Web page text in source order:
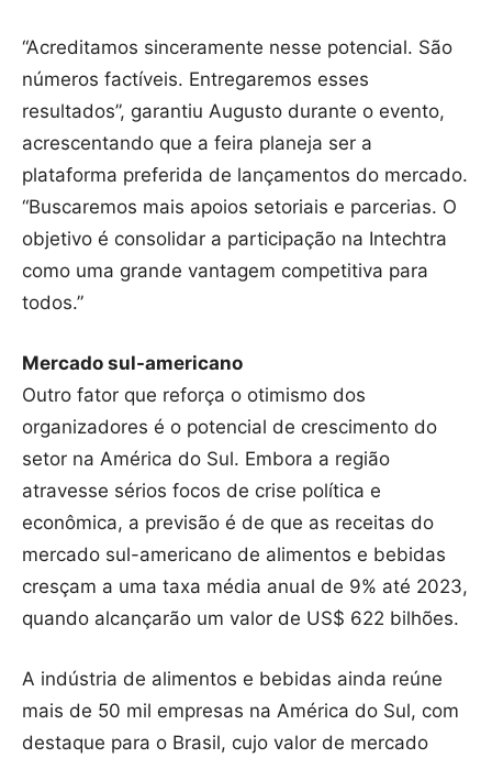
“Acreditamos sinceramente nesse potencial. São
números factíveis. Entregaremos esses
resultados”, garantiu Augusto durante o evento,
acrescentando que a feira planeja ser a
plataforma preferida de lançamentos do mercado.
“Buscaremos mais apoios setoriais e parcerias. O
objetivo é consolidar a participação na Intechtra
como uma grande vantagem competitiva para
todos.”
Mercado sul-americano
Outro fator que reforça o otimismo dos
organizadores é o potencial de crescimento do
setor na América do Sul. Embora a região
atravesse sérios focos de crise política e
econômica, a previsão é de que as receitas do
mercado sul-americano de alimentos e bebidas
cresçam a uma taxa média anual de 9% até 2023,
quando alcançarão um valor de US$ 622 bilhões.
A indústria de alimentos e bebidas ainda reúne
mais de 50 mil empresas na América do Sul, com
destaque para o Brasil, cujo valor de mercado